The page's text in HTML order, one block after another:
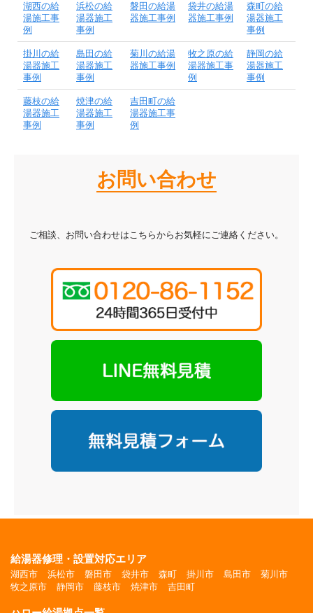
湖西の給
湯施工事
例
浜松の給
湯器施工
事例
磐田の給湯
器施工事例
袋井の給湯
器施工事例
森町の給
湯器施工
事例
掛川の給
湯器施工
事例
島田の給
湯器施工
事例
菊川の給湯
器施工事例
牧之原の給
湯器施工事
例
静岡の給
湯器施工
事例
藤枝の給
湯器施工
事例
焼津の給
湯器施工
事例
吉田町の給
湯器施工事
例
お問い合わせ
ご相談、お問い合わせはこちらからお気軽にご連絡ください。
給湯器修理・設置対応エリア
湖西市 浜松市 磐田市 袋井市 森町 掛川市 島田市
菊川市
牧之原市
静岡市 藤枝市 焼津市 吉田町